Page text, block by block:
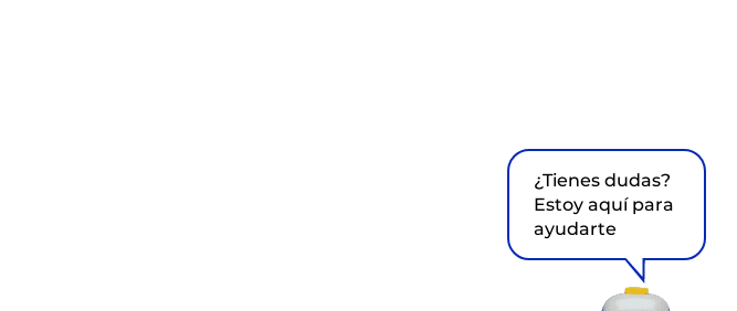
¿Tienes dudas?
Estoy aquí para
ayudarte